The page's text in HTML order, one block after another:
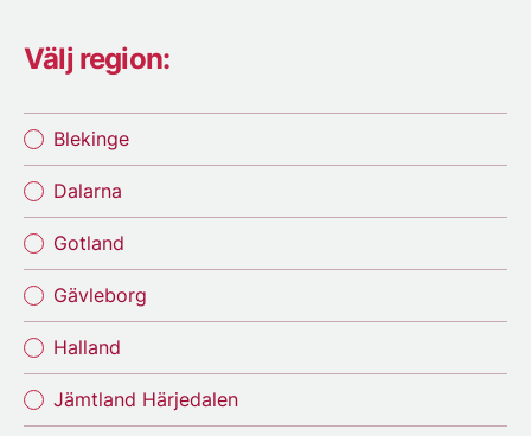
Välj region:
Blekinge
Dalarna
Gotland
Gävleborg
Halland
Jämtland Härjedalen